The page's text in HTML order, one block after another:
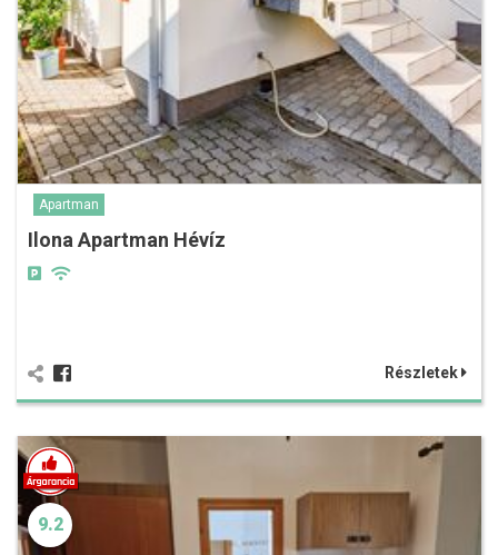
Apartman
Ilona Apartman Hévíz
Részletek
9.2